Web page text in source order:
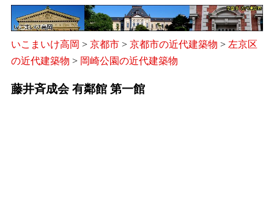
いこまいけ高岡 > 京都市 > 京都市の近代建築物 > 左京区
の近代建築物 > 岡崎公園の近代建築物
藤井斉成会 有鄰館 第一館